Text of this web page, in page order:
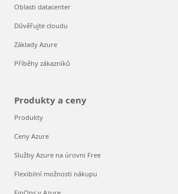
Oblasti datacenter
Důvěřujte cloudu
Základy Azure
Příběhy zákazníků
Produkty a ceny
Produkty
Ceny Azure
Služby Azure na úrovni Free
Flexibilní možnosti nákupu